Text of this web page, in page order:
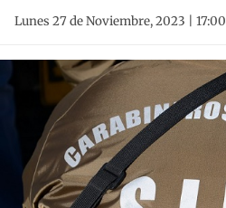
Lunes 27 de Noviembre, 2023 | 17:00